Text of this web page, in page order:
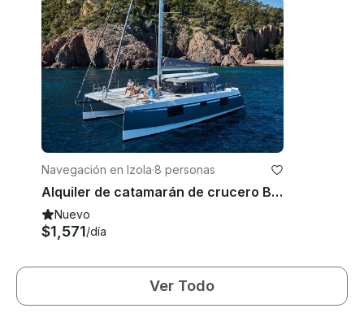
Navegación en Izola·8 personas
Alquiler de catamarán de crucero Bavaria Nautitech 40 para 8 personas en Liubliana, Eslovenia
Nuevo
$1,571/día
Ver Todo